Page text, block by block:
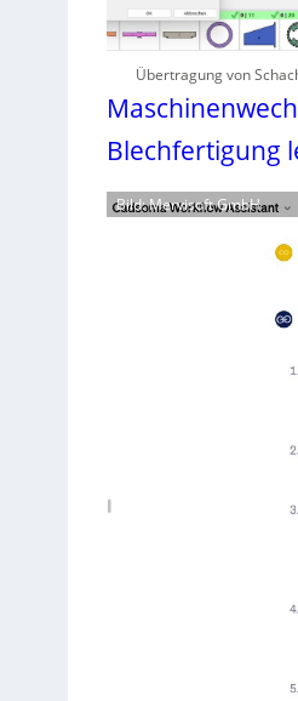
Übertragung von
Blechfertigung
Bild: Mervisoft GmbH